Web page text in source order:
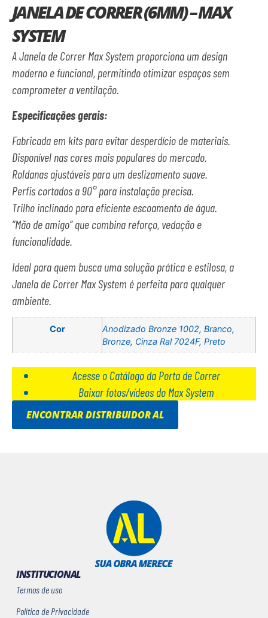
JANELA DE CORRER (6MM) – MAX
SYSTEM
A Janela de Correr Max System proporciona um design
moderno e funcional, permitindo otimizar espaços sem
comprometer a ventilação.
Especificações gerais:
Fabricada em kits para evitar desperdício de materiais.
Disponível nas cores mais populares do mercado.
Roldanas ajustáveis para um deslizamento suave.
Perfis cortados a 90° para instalação precisa.
Trilho inclinado para eficiente escoamento de água.
“Mão de amigo” que combina reforço, vedação e
funcionalidade.
Ideal para quem busca uma solução prática e estilosa, a
Janela de Correr Max System é perfeita para qualquer
ambiente.
Cor
Anodizado Bronze 1002, Branco,
Bronze, Cinza Ral 7024F, Preto
Acesse o Catálogo da Porta de Correr
Baixar fotos/vídeos do Max System
ENCONTRAR DISTRIBUIDOR AL
INSTITUCIONAL
Termos de uso
Política de Privacidade